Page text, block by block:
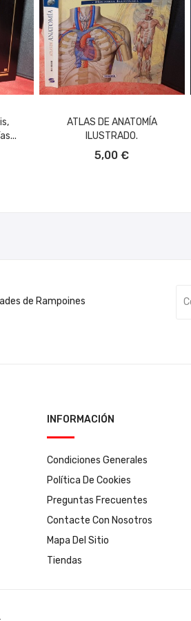
ATLAS DE ANATOMÍA
ILUSTRADO.
5,00 €
de Rampoines
INFORMACIÓN
Condiciones Generales
Política De Cookies
Preguntas Frecuentes
Contacte Con Nosotros
Mapa Del Sitio
Tiendas